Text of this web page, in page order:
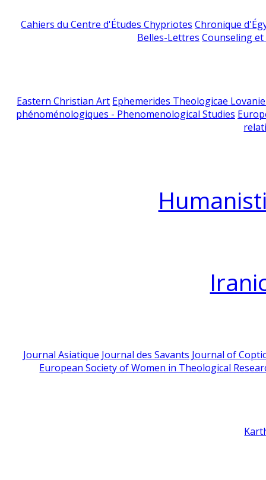
Cahiers du Centre d'Études Chypriotes Chronique
Belles-Lettres Counseling
Eastern Christian Art Ephemerides Theologicae
phénoménologiques - Phenomenological Studies
Journal Asiatique Journal des Savants Journal of
European Society of Women in Theological